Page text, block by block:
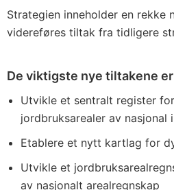
Strategien inneholder en rekke
videreføres tiltak fra tidligere
De viktigste nye tiltakene
Utvikle et sentralt register
jordbruksarealer av nasjonal
Etablere et nytt kartlag for
Utvikle et
av nasjonalt arealregnskap